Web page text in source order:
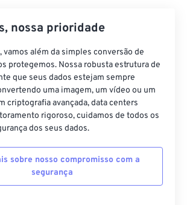
nossa prioridade
vamos além da simples conversão de
protegemos. Nossa robusta estrutura de
que seus dados estejam sempre
uma imagem, um vídeo ou um
criptografia avançada, data centers
rigoroso, cuidamos de todos os
dos seus dados.
sobre nosso compromisso com a
segurança